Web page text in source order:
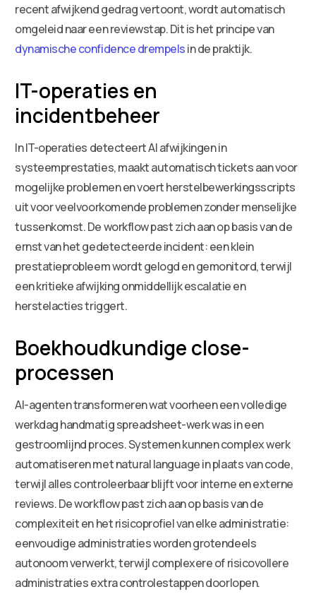
recent afwijkend gedrag vertoont, wordt automatisch
omgeleid naar een reviewstap. Dit is het principe van
dynamische confidence drempelsin de praktijk.
IT-operaties en
incidentbeheer
In IT-operaties detecteert AI afwijkingen in
systeemprestaties, maakt automatisch tickets aan voor
mogelijke problemen en voert herstelbewerkingsscripts
uit voor veelvoorkomende problemen zonder menselijke
tussenkomst. De workflow past zich aan op basis van de
ernst van het gedetecteerde incident: een klein
prestatieprobleem wordt gelogd en gemonitord, terwijl
een kritieke afwijking onmiddellijk escalatie en
herstelacties triggert.
Boekhoudkundige close-
processen
AI-agenten transformeren wat voorheen een volledige
werkdag handmatig spreadsheet-werk was in een
gestroomlijnd proces. Systemen kunnen complex werk
automatiseren met natural language in plaats van code,
terwijl alles controleerbaar blijft voor interne en externe
reviews. De workflow past zich aan op basis van de
complexiteit en het risicoprofiel van elke administratie:
eenvoudige administraties worden grotendeels
autonoom verwerkt, terwijl complexere of risicovollere
administraties extra controlestappen doorlopen.